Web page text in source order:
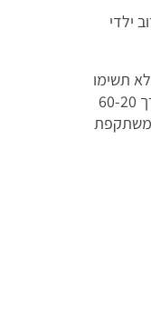
ילדי
תשימו
לב שהוא מתקיים, משום שהוא נערך "על הדרך", תוך כדי הריאיון. הכוונה היא שבמהלך הריאיון, שאורך 60-20
משתקפת